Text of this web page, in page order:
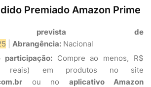
Premiado Amazon Prime
prevista de
Abrangência: Nacional
participação:Compre ao menos, R$
reais) em produtos no site
ou no aplicativo Amazon